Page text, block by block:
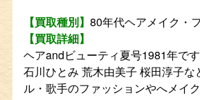
【買取種別】 80年代ヘアメイク・
【買取詳細】
ヘアandビューティ夏号1981年です
石川ひとみ 荒木由美子 桜田淳子な
ル・歌手のファッションやへメイ